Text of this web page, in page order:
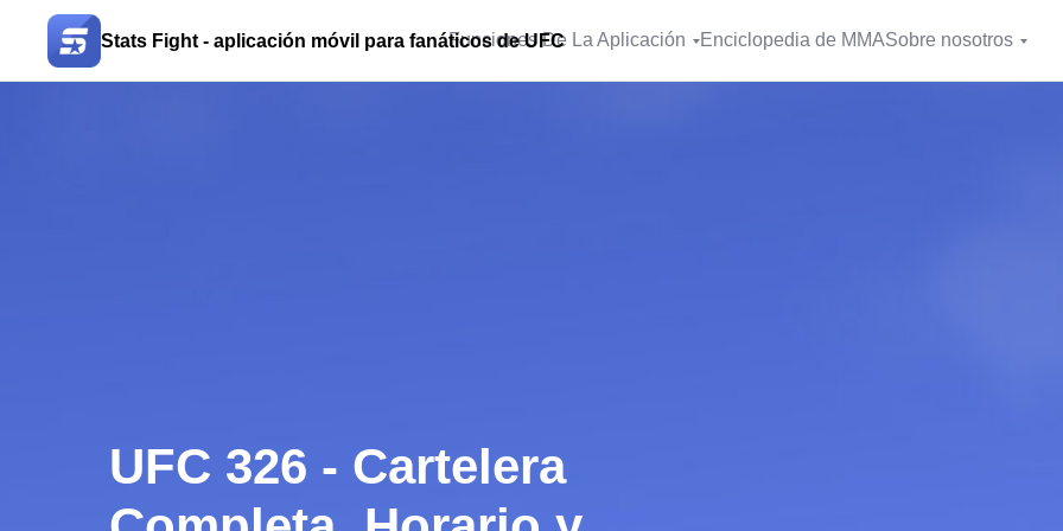
Stats Fight - aplicación móvil para fanáticos de UFCFunciones De La Aplicación Enciclopedia de MMASobre nosotros
UFC 326 - Cartelera